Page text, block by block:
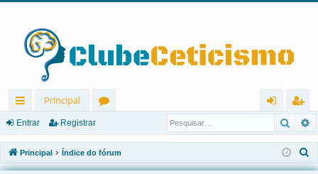
in
ks
rá
Principal
u
ns
ra
r
eg
ist
ra
Entrar Registrar
Principal Índice do fórum
e